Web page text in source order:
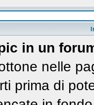
in un
nelle
prima di